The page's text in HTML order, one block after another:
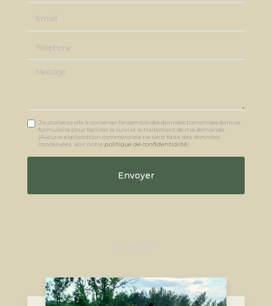
Message
J'autorise ce site à conserver l'ensemble des données transmises dans ce
formulaire pour faciliter le suivi et le traitement de ma demande.
(Aucune exploitation commerciale ne sera faite des données
concervées. Voir notrepolitique de confidentialité)